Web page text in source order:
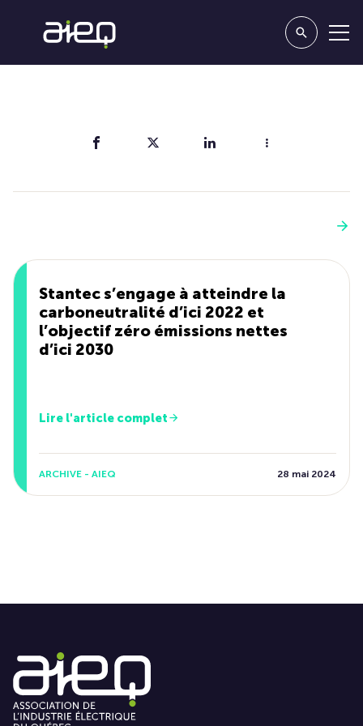
Stantec s’engage à atteindre la
carboneutralité d’ici 2022 et
l’objectif zéro émissions nettes
d’ici 2030
Lire l'article complet
ARCHIVE - AIEQ 28 mai 2024